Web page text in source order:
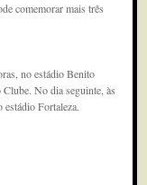
comemorar mais três
no estádio Benito
No dia seguinte, às
estádio Fortaleza.